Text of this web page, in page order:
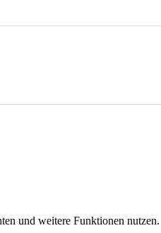
und weitere Funktionen nutzen.